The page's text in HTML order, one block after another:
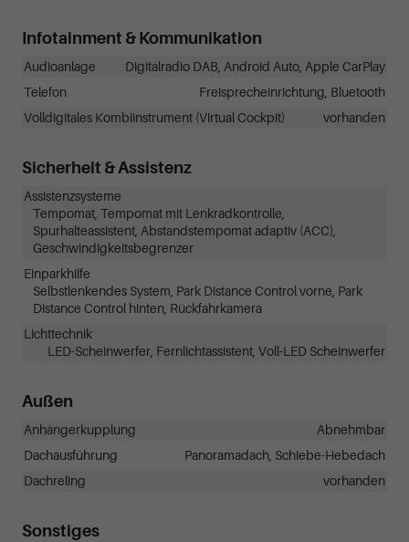
Infotainment & Kommunikation
Audioanlage
Digitalradio DAB, Android Auto, Apple CarPlay
Telefon
Freisprecheinrichtung, Bluetooth
Volldigitales Kombiinstrument (Virtual Cockpit)
vorhanden
Sicherheit & Assistenz
Assistenzsysteme
Tempomat, Tempomat mit Lenkradkontrolle,
Spurhalteassistent, Abstandstempomat adaptiv (ACC),
Geschwindigkeitsbegrenzer
Einparkhilfe
Selbstlenkendes System, Park Distance Control vorne, Park
Distance Control hinten, Rückfahrkamera
Lichttechnik
LED-Scheinwerfer, Fernlichtassistent, Voll-LED Scheinwerfer
Außen
Anhängerkupplung
Abnehmbar
Dachausführung
Panoramadach, Schiebe-Hebedach
Dachreling
vorhanden
Sonstiges